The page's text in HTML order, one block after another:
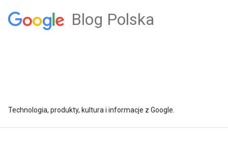
Blog Polska
Technologia, produkty, kultura i informacje z Google.